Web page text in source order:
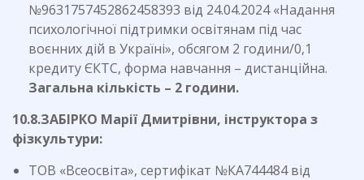
№9631757452862458393 від 24.04.2024 «Надання
психологічної підтримки освітянам під час
воєнних дій в Україні», обсягом 2 години/0,1
кредиту ЄКТС, форма навчання – дистанційна.
Загальна кількість – 2 години.
10.8.ЗАБІРКО Марії Дмитрівни, інструктора з
фізкультури:
ТОВ «Всеосвіта», сертифікат №КА744484 від